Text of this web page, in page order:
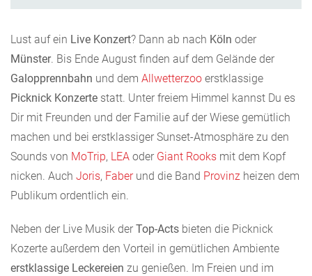
Lust auf ein Live Konzert? Dann ab nach Köln oder
Münster. Bis Ende August finden auf dem Gelände der
Galopprennbahn und dem Allwetterzoo erstklassige
Picknick Konzerte statt. Unter freiem Himmel kannst Du es
Dir mit Freunden und der Familie auf der Wiese gemütlich
machen und bei erstklassiger Sunset-Atmosphäre zu den
Sounds von MoTrip, LEA oder Giant Rooks mit dem Kopf
nicken. Auch Joris, Faberund die Band Provinz heizen dem
Publikum ordentlich ein.
Neben der Live Musik der Top-Acts bieten die Picknick
Kozerte außerdem den Vorteil in gemütlichen Ambiente
erstklassige Leckereien zu genießen. Im Freien und im